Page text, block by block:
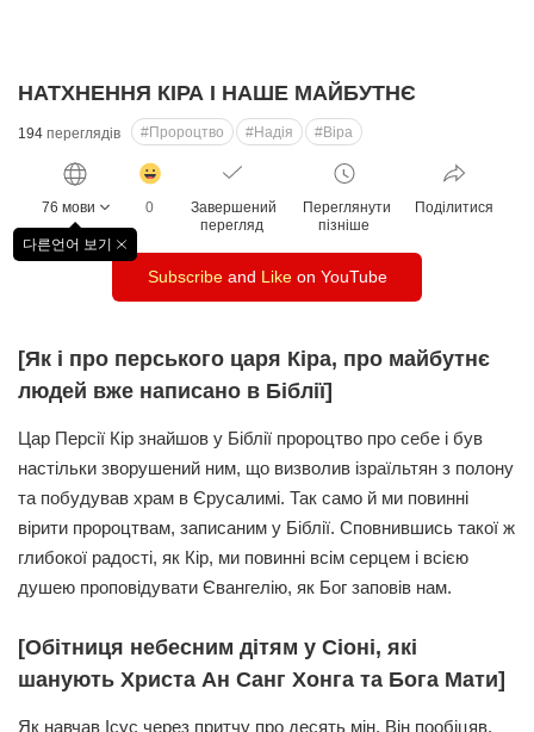
НАТХНЕННЯ КІРА І НАШЕ МАЙБУТНЄ
194 переглядів #Пророцтво #Надія #Віра
76 мови
다른언어 보기
창
기
감
수
0
Завершений
перегляд
Переглянути
пізніше
Поділитися
Subscribeand Likeon YouTube
[Як і про перського царя Кіра, про майбутнє
людей вже написано в Біблії]
Цар Персії Кір знайшов у Біблії пророцтво про себе і був
настільки зворушений ним, що визволив ізраїльтян з полону
та побудував храм в Єрусалимі. Так само й ми повинні
вірити пророцтвам, записаним у Біблії. Сповнившись такої ж
глибокої радості, як Кір, ми повинні всім серцем і всією
душею проповідувати Євангелію, як Бог заповів нам.
[Обітниця небесним дітям у Сіоні, які
шанують Христа Ан Санг Хонга та Бога Мати]
Як навчав Ісус через притчу про десять мін, Він пообіцяв,